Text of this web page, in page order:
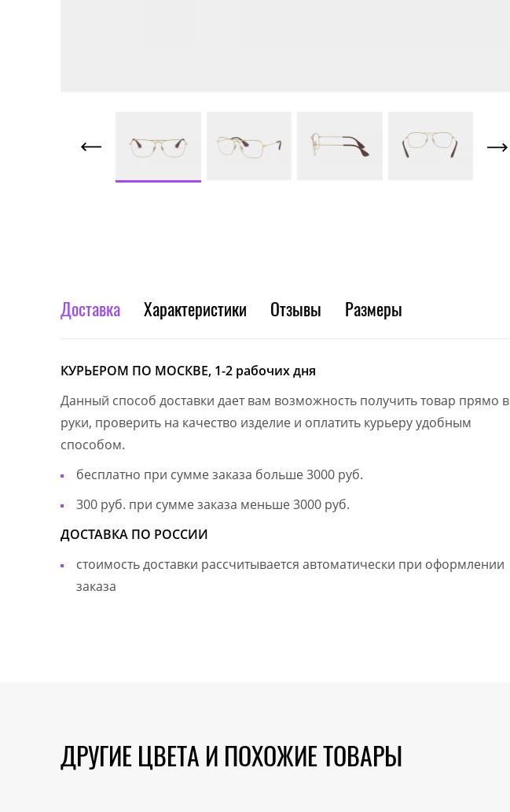
Доставка Характеристики Отзывы Размеры
КУРЬЕРОМ ПО МОСКВЕ, 1-2 рабочих дня
Данный способ доставки дает вам возможность получить товар прямо в
руки, проверить на качество изделие и оплатить курьеру удобным
способом.
бесплатно при сумме заказа больше 3000 руб.
300 руб. при сумме заказа меньше 3000 руб.
ДОСТАВКА ПО РОССИИ
стоимость доставки рассчитывается автоматически при оформлении
заказа
ДРУГИЕ ЦВЕТА И ПОХОЖИЕ ТОВАРЫ